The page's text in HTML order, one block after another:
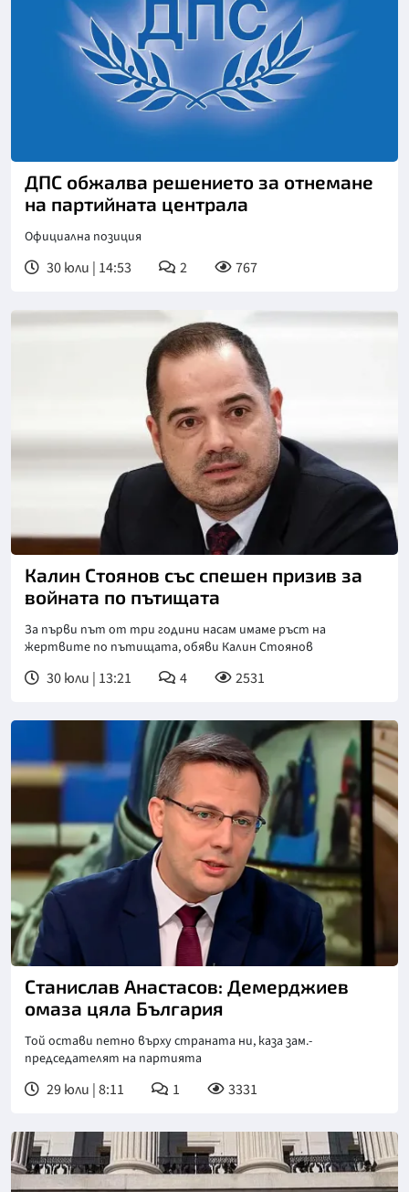
ДПС обжалва решението за отнемане
на партийната централа
Официална позиция
30 юли | 14:53 2 767
Снимка: БГНЕС
Калин Стоянов със спешен призив за
войната по пътищата
За първи път от три години насам имаме ръст на
жертвите по пътищата, обяви Калин Стоянов
30 юли | 13:21 4 2531
Снимка: Нова телевизия
Станислав Анастасов: Демерджиев
омаза цяла България
Той остави петно върху страната ни, каза зам.-
председателят на партията
29 юли | 8:11 1 3331